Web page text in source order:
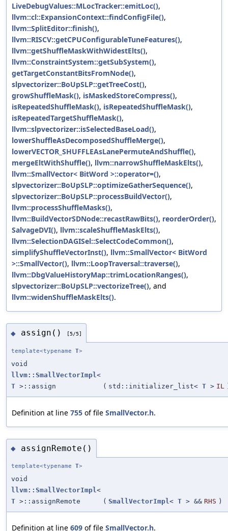
LiveDebugValues::MLocTracker::emitLoc(),
llvm::cl::ExpansionContext::findConfigFile(),
llvm::SplitEditor::finish(),
llvm::RISCV::getCPUConfigurableTuneFeatures(),
llvm::getShuffleMaskWithWidestElts(),
llvm::ConstraintSystem::getSubSystem(),
getTargetConstantBitsFromNode(),
slpvectorizer::BoUpSLP::getTreeCost(),
growShuffleMask(), isMaskedStoreCompress(),
isRepeatedShuffleMask(), isRepeatedShuffleMask(),
isRepeatedTargetShuffleMask(),
llvm::slpvectorizer::isSelectedBaseLoad(),
lowerShuffleAsDecomposedShuffleMerge(),
lowerVECTOR_SHUFFLEAsLanePermuteAndShuffle(),
mergeEltWithShuffle(), llvm::narrowShuffleMaskElts(),
llvm::SmallVector< BitWord >::operator=(),
slpvectorizer::BoUpSLP::optimizeGatherSequence(),
slpvectorizer::BoUpSLP::processBuildVector(),
llvm::processShuffleMasks(),
llvm::BuildVectorSDNode::recastRawBits(), reorderOrder(),
SalvageDVI(), llvm::scaleShuffleMaskElts(),
llvm::SelectionDAGISel::SelectCodeCommon(),
simplifyShuffleVectorInst(), llvm::SmallVector< BitWord
>::SmallVector(), llvm::LoopTraversal::traverse(),
llvm::DbgValueHistoryMap::trimLocationRanges(),
slpvectorizer::BoUpSLP::vectorizeTree(), and
llvm::widenShuffleMaskElts().
◆ assign() [5/5]
template<typename T>
void
llvm::SmallVectorImpl <
T >::assign ( std::initializer_list< T > IL
Definition at line 755 of file SmallVector.h.
◆ assignRemote()
template<typename T>
void
llvm::SmallVectorImpl<
T >::assignRemote ( SmallVectorImpl< T > && RHS )
Definition at line 609 of file SmallVector.h.